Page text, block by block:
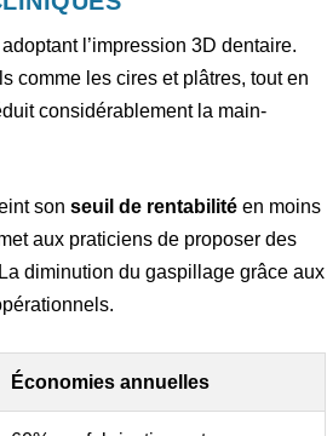
l’impression 3D dentaire.
comme les cires et plâtres, tout en
considérablement la main-
sonseuil de rentabilité en moins
aux praticiens de proposer des
diminution du gaspillage grâce aux
Économies annuelles